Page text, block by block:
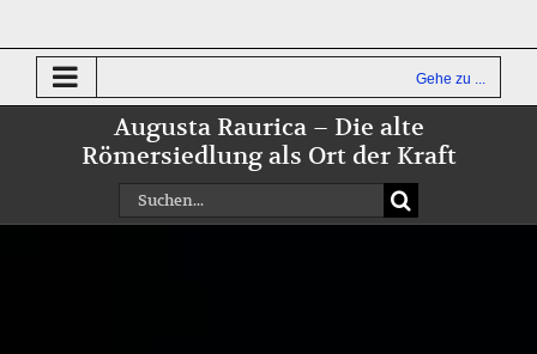
springen
Gehe zu ...
Augusta Raurica – Die alte
Römersiedlung als Ort der Kraft
Suche
nach: